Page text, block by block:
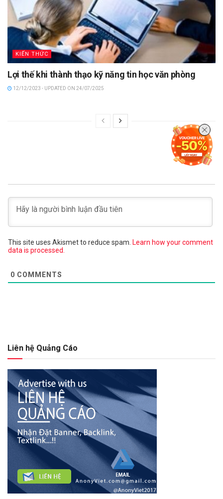
KIẾN THỨC
Lợi thế khi thành thạo kỹ năng tin học văn phòng
12/12/2023 - UPDATED ON 24/07/2025
This site uses Akismet to reduce spam. Learn how your comment
data is processed.
0 COMMENTS
Liên hệ Quảng Cáo